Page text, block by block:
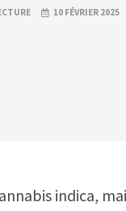
10 FÉVRIER 2025
indica,